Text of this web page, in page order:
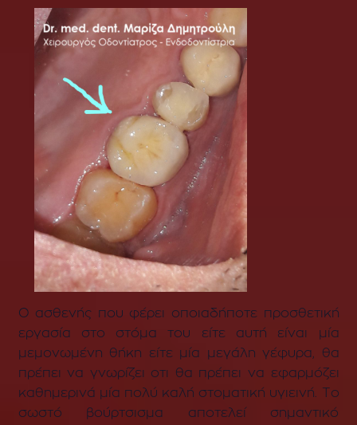
Ο ασθενής που φέρει οποιαδήποτε προσθετική
εργασία στο στόμα του είτε αυτή είναι μία
μεμονωμένη θήκη είτε μία μεγάλη γέφυρα, θα
πρέπει να γνωρίζει οτι θα πρέπει να εφαρμόζει
καθημερινά μία πολύ καλή στοματική υγιεινή. Το
σωστό βούρτσισμα αποτελεί σημαντικό